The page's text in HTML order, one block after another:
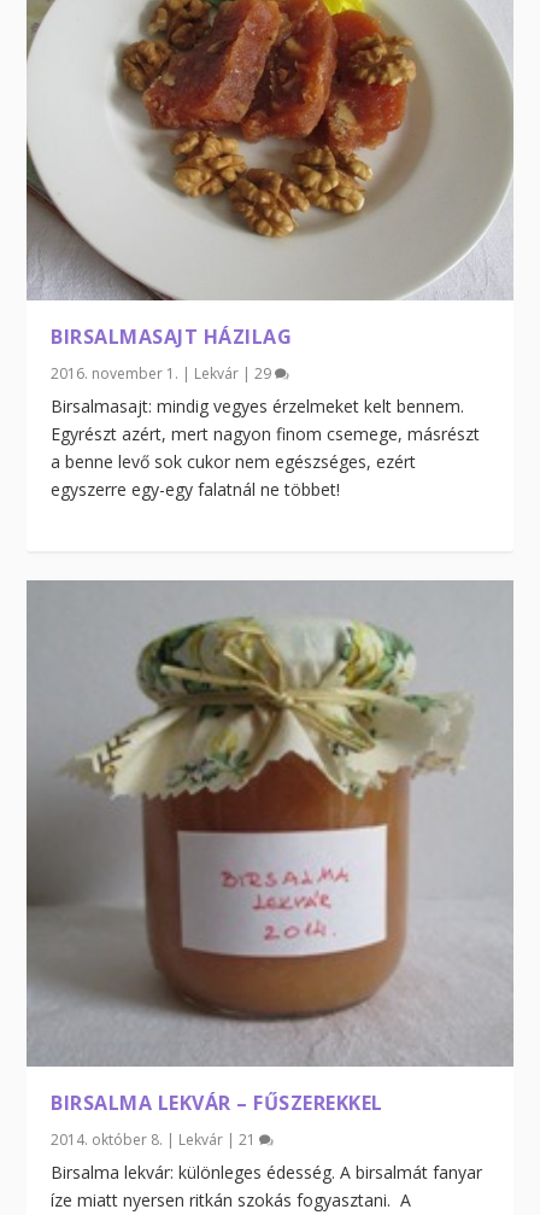
BIRSALMASAJT HÁZILAG
2016. november 1. | Lekvár |29
Birsalmasajt: mindig vegyes érzelmeket kelt bennem.
Egyrészt azért, mert nagyon finom csemege, másrészt
a benne levő sok cukor nem egészséges, ezért
egyszerre egy-egy falatnál ne többet!
BIRSALMA LEKVÁR – FŰSZEREKKEL
2014. október 8. | Lekvár |21
Birsalma lekvár: különleges édesség. A birsalmát fanyar
íze miatt nyersen ritkán szokás fogyasztani. A